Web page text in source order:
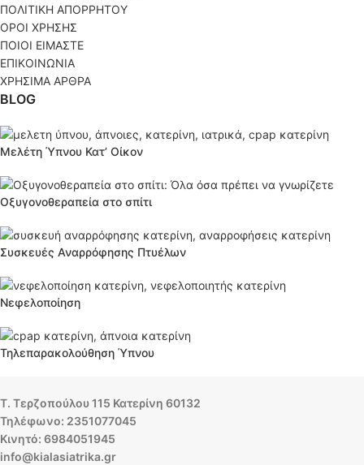
ΠΟΛΙΤΙΚΗ ΑΠΟΡΡΗΤΟΥ
ΟΡΟΙ ΧΡΗΣΗΣ
ΠΟΙΟΙ ΕΙΜΑΣΤΕ
ΕΠΙΚΟΙΝΩΝΙΑ
ΧΡΗΣΙΜΑ ΑΡΘΡΑ
BLOG
Μελέτη Ύπνου Κατ’ Οίκον
Οξυγονοθεραπεία στο σπίτι
Συσκευές Αναρρόφησης Πτυέλων
Νεφελοποίηση
Τηλεπαρακολούθηση Ύπνου
Τ. Τερζοπούλου 115 Κατερίνη 60132
Τηλέφωνο: 2351077045
Κινητό: 6984051945
info@kialasiatrika.gr